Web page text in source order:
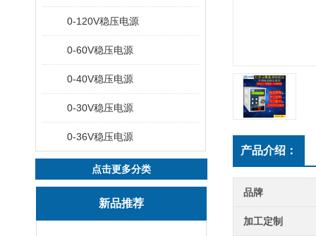
0-120V稳压电源
0-60V稳压电源
0-40V稳压电源
0-30V稳压电源
0-36V稳压电源
点击更多分类
新品推荐
产品介绍：
品牌
加工定制